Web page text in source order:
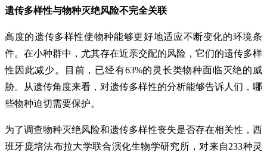
遗传多样性与物种灭绝风险不完全关联
高度的遗传多样性使物种能够更好地适应不断变化的环境条
件。在小种群中，尤其存在近亲交配的风险，它们的遗传多样
性因此减少。目前，已经有63%的灵长类物种面临灭绝的威
胁。从遗传角度来看，对遗传多样性的分析能够告诉人们，哪
些物种迫切需要保护。
为了调查物种灭绝风险和遗传多样性丧失是否存在相关性，西
班牙庞培法布拉大学联合演化生物学研究所，对来自233种灵